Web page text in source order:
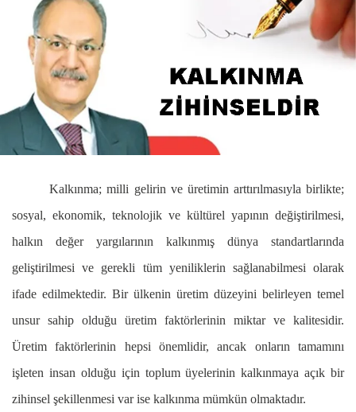
Kalkınma; milli gelirin ve üretimin arttırılmasıyla birlikte;
sosyal, ekonomik, teknolojik ve kültürel yapının değiştirilmesi,
halkın değer yargılarının kalkınmış dünya standartlarında
geliştirilmesi ve gerekli tüm yeniliklerin sağlanabilmesi olarak
ifade edilmektedir. Bir ülkenin üretim düzeyini belirleyen temel
unsur sahip olduğu üretim faktörlerinin miktar ve kalitesidir.
Üretim faktörlerinin hepsi önemlidir, ancak onların tamamını
işleten insan olduğu için toplum üyelerinin kalkınmaya açık bir
zihinsel şekillenmesi var ise kalkınma mümkün olmaktadır.